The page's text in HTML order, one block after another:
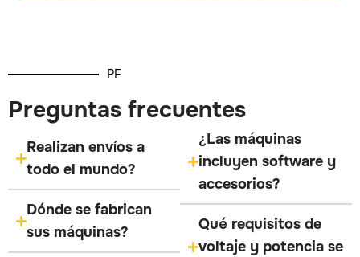
PF
Preguntas frecuentes
Realizan envíos a
todo el mundo?
Dónde se fabrican
sus máquinas?
¿Las máquinas
incluyen software y
accesorios?
Qué requisitos de
voltaje y potencia se